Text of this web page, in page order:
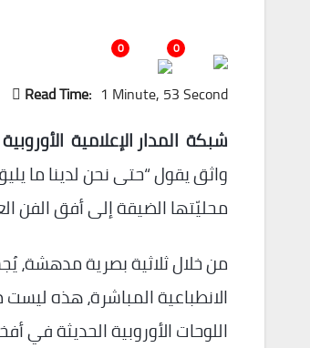
0
0
Read Time: 1 Minute, 53 Second
شبكة المدار الإعلامية الأوروبية
واثق يقول “حتى نحن لدينا ما
محليّتها الضيقة إلى أفق الفن
من خلال ثلاثية بصرية مدهشة،
الانطباعية المباشرة، هذه
اللوحات الأوروبية الحديثة في